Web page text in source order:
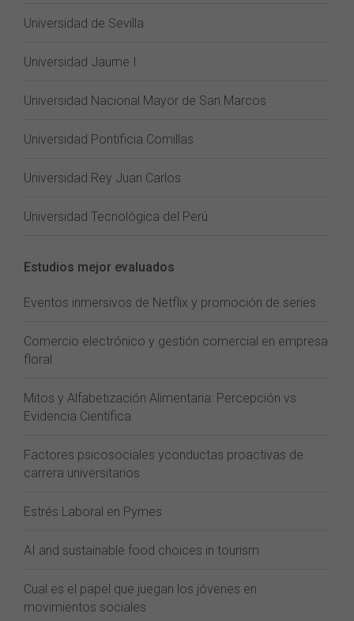
Universidad de Sevilla
Universidad Jaume I
Universidad Nacional Mayor de San Marcos
Universidad Pontificia Comillas
Universidad Rey Juan Carlos
Universidad Tecnológica del Perú
Estudios mejor evaluados
Eventos inmersivos de Netflix y promoción de series
Comercio electrónico y gestión comercial en empresa
floral
Mitos y Alfabetización Alimentaria: Percepción vs
Evidencia Científica
Factores psicosociales yconductas proactivas de
carrera universitarios
Estrés Laboral en Pymes
AI and sustainable food choices in tourism
Cual es el papel que juegan los jóvenes en
movimientos sociales